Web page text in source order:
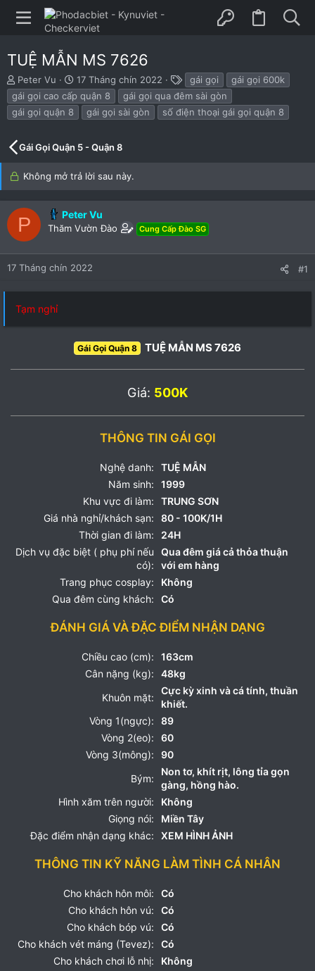
TUỆ MẪN MS 7626
B
ắ
t
đ
u
Peter Vu
N
g
à
ắ
t
ầ
17 Tháng chín 2022
h
ẻ
gái gọi
gái gọi 600k
gái gọi cao cấp quận 8
gái gọi qua đêm sài gòn
gái gọi quận 8
gái gọi sài gòn số điện thoại gái gọi quận 8
Gái Gọi Quận 5 - Quận 8
Không mở trả lời sau này.
P Peter Vu
Thăm Vườn Đào Cung Cấp Đào SG
17 Tháng chín 2022 #1
Tạm nghỉ
Gái Gọi Quận 8 TUỆ MẪN MS 7626
Giá: 500K
THÔNG TIN GÁI GỌI
Nghệ danh:
TUỆ MẪN
Năm sinh:
1999
Khu vực đi làm:
TRUNG SƠN
Giá nhà nghỉ/khách sạn:
80 - 100K/1H
Thời gian đi làm:
24H
Dịch vụ đặc biệt ( phụ phí nếu
có):
Qua đêm giá cả thỏa thuận
với em hàng
Trang phục cosplay:
Không
Qua đêm cùng khách:
Có
ĐÁNH GIÁ VÀ ĐẶC ĐIỂM NHẬN DẠNG
Chiều cao (cm):
163cm
Cân nặng (kg):
48kg
Khuôn mặt:
Cực kỳ xinh và cá tính, thuần
khiết.
Vòng 1(ngực):
89
Vòng 2(eo):
60
Vòng 3(mông):
90
Bým:
Non tơ, khít rịt, lông tỉa gọn
gàng, hồng hào.
Hình xăm trên người:
Không
Giọng nói:
Miền Tây
Đặc điểm nhận dạng khác:
XEM HÌNH ẢNH
THÔNG TIN KỸ NĂNG LÀM TÌNH CÁ NHÂN
Cho khách hôn môi:
Có
Cho khách hôn vú:
Có
Cho khách bóp vú:
Có
Cho khách vét máng (Tevez):
Có
Cho khách chơi lỗ nhị:
Không